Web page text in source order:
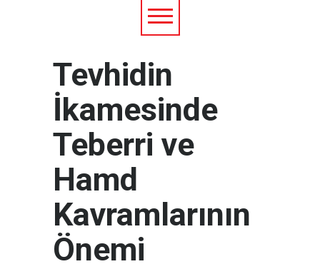
Tevhidin
İkamesinde
Teberri ve
Hamd
Kavramlarının
Önemi